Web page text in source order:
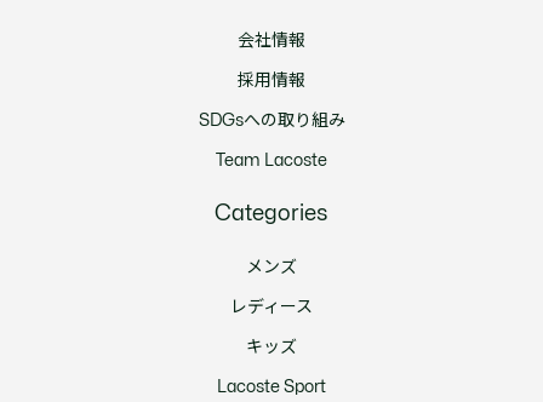
会社情報
採用情報
SDGsへの取り組み
Team Lacoste
Categories
メンズ
レディース
キッズ
Lacoste Sport